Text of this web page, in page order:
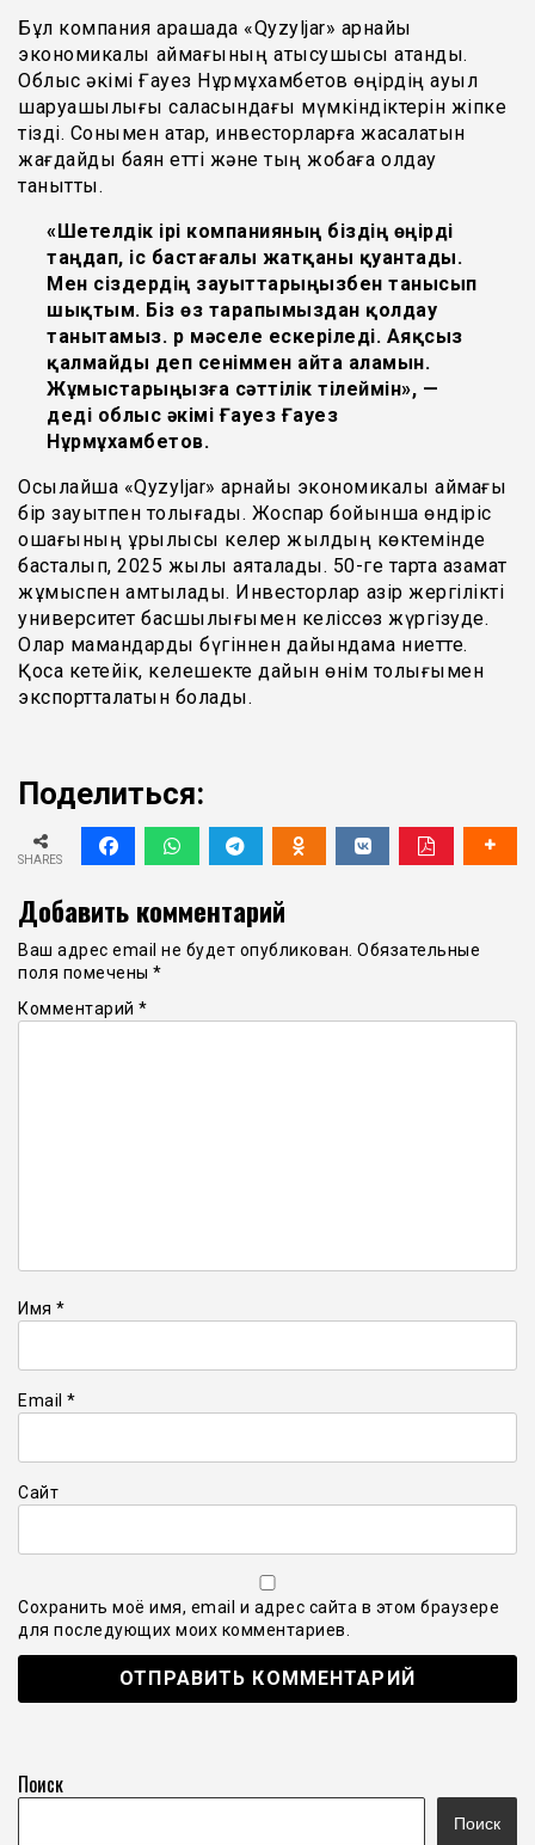
Бұл компания қарашада «Qyzyljar» арнайы
экономикалық аймағының қатысушысы атанды.
Облыс әкімі Ғауез Нұрмұхамбетов өңірдің ауыл
шаруашылығы саласындағы мүмкіндіктерін жіпке
тізді. Сонымен қатар, инвесторларға жасалатын
жағдайды баян етті және тың жобаға қолдау
танытты.
«Шетелдік ірі компанияның біздің өңірді
таңдап, іс бастағалы жатқаны қуантады.
Мен сіздердің зауыттарыңызбен танысып
шықтым. Біз өз тарапымыздан қолдау
танытамыз. Әр мәселе ескеріледі. Аяқсыз
қалмайды деп сеніммен айта аламын.
Жұмыстарыңызға сәттілік тілеймін», —
деді облыс әкімі Ғауез Ғауез
Нұрмұхамбетов.
Осылайша «Qyzyljar» арнайы экономикалық аймағы
бір зауытпен толығады. Жоспар бойынша өндіріс
ошағының құрылысы келер жылдың көктемінде
басталып, 2025 жылы аяқталады. 50-ге тарта азамат
жұмыспен қамтылады. Инвесторлар қазір жергілікті
университет басшылығымен келіссөз жүргізуде.
Олар мамандарды бүгіннен дайындамақ ниетте.
Қоса кетейік, келешекте дайын өнім толығымен
экспортталатын болады.
Поделиться:
SHARES
Добавить комментарий
Ваш адрес email не будет опубликован. Обязательные
поля помечены *
Комментарий *
Имя *
Email *
Сайт
Сохранить моё имя, email и адрес сайта в этом браузере
для последующих моих комментариев.
Поиск
Поиск